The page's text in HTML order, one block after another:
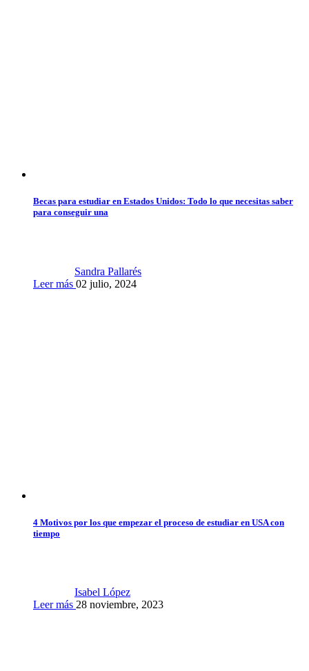
Becas para estudiar en Estados Unidos: Todo lo que necesitas saber
para conseguir una
Sandra Pallarés
Leer más 02 julio, 2024
4 Motivos por los que empezar el proceso de estudiar en USA con
tiempo
Isabel López
Leer más 28 noviembre, 2023